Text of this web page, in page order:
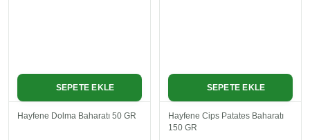
SEPETE EKLE
Hayfene Dolma Baharatı 50 GR
SEPETE EKLE
Hayfene Cips Patates Baharatı
150 GR